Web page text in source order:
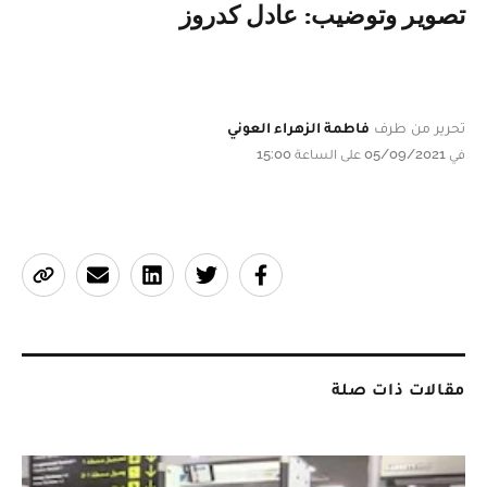
تصوير وتوضيب: عادل كدروز
تحرير من طرف فاطمة الزهراء العوني
في 05/09/2021 على الساعة 15:00
مقالات ذات صلة